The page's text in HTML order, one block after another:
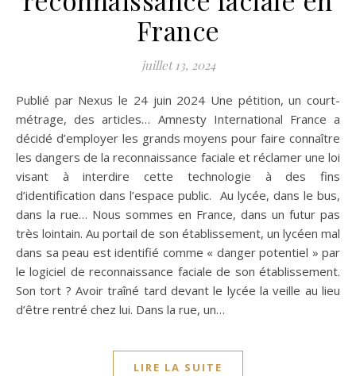
France
juillet 13, 2024
Publié par Nexus le 24 juin 2024 Une pétition, un court-
métrage, des articles… Amnesty International France a
décidé d’employer les grands moyens pour faire connaître
les dangers de la reconnaissance faciale et réclamer une loi
visant à interdire cette technologie à des fins
d’identification dans l’espace public. Au lycée, dans le bus,
dans la rue… Nous sommes en France, dans un futur pas
très lointain. Au portail de son établissement, un lycéen mal
dans sa peau est identifié comme « danger potentiel » par
le logiciel de reconnaissance faciale de son établissement.
Son tort ? Avoir traîné tard devant le lycée la veille au lieu
d’être rentré chez lui. Dans la rue, un…
LIRE LA SUITE